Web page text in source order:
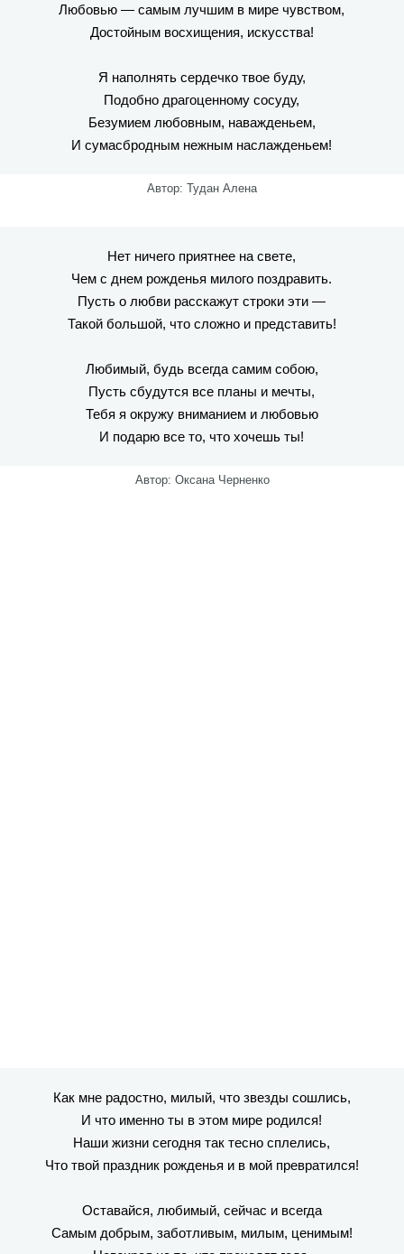
Любовью — самым лучшим в мире чувством,
Достойным восхищения, искусства!
Я наполнять сердечко твое буду,
Подобно драгоценному сосуду,
Безумием любовным, наважденьем,
И сумасбродным нежным наслажденьем!
Автор: Тудан Алена
Нет ничего приятнее на свете,
Чем с днем рожденья милого поздравить.
Пусть о любви расскажут строки эти —
Такой большой, что сложно и представить!
Любимый, будь всегда самим собою,
Пусть сбудутся все планы и мечты,
Тебя я окружу вниманием и любовью
И подарю все то, что хочешь ты!
Автор: Оксана Черненко
Как мне радостно, милый, что звезды сошлись,
И что именно ты в этом мире родился!
Наши жизни сегодня так тесно сплелись,
Что твой праздник рожденья и в мой превратился!
Оставайся, любимый, сейчас и всегда
Самым добрым, заботливым, милым, ценимым!